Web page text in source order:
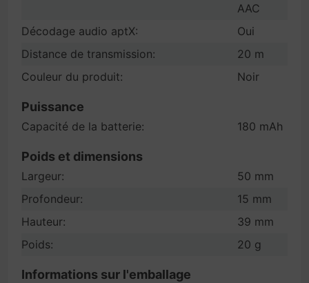
AAC
Décodage audio aptX:
Oui
Distance de transmission:
20 m
Couleur du produit:
Noir
Puissance
Capacité de la batterie: 180 mAh
Poids et dimensions
Largeur:
50 mm
Profondeur:
15 mm
Hauteur:
39 mm
Poids:
20 g
Informations sur l'emballage